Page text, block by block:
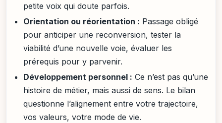
petite voix qui doute parfois.
Orientation ou réorientation : Passage obligé
pour anticiper une reconversion, tester la
viabilité d’une nouvelle voie, évaluer les
prérequis pour y parvenir.
Développement personnel : Ce n’est pas qu’une
histoire de métier, mais aussi de sens. Le bilan
questionne l’alignement entre votre trajectoire,
vos valeurs, votre mode de vie.